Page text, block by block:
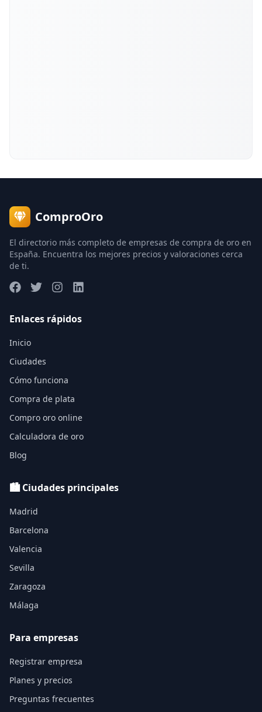
ComproOro
El directorio más completo de empresas de compra de oro en
España. Encuentra los mejores precios y valoraciones cerca
de ti.
Enlaces rápidos
Inicio
Ciudades
Cómo funciona
Compra de plata
Compro oro online
Calculadora de oro
Blog
🏙️ Ciudades principales
Madrid
Barcelona
Valencia
Sevilla
Zaragoza
Málaga
Para empresas
Registrar empresa
Planes y precios
Preguntas frecuentes